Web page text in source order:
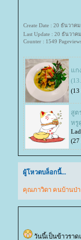
Create Date : 20 ธันวาค
Last Update : 20 ธันวาค
Counter : 1549
กง
(13
สูต
หรู
(27
ผู้โหวตบล็อกนี้...
คุณภาวิดา คนบ้านป่า
วันนี้เป็นข้าวราด